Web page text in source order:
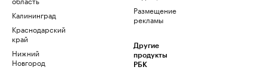
Калининград
Краснодарский
край
Нижний
Новгород
Размещение
рекламы
Другие
продукты
РБК